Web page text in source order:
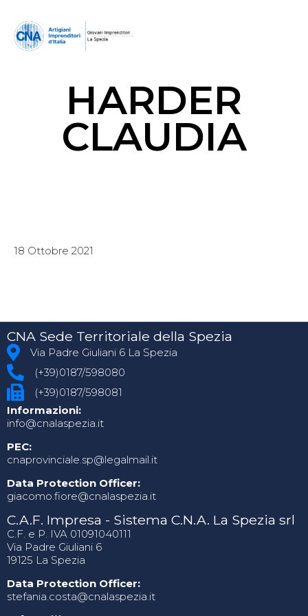
HARDER
CLAUDIA
18 Ottobre 2021
CNA Sede Territoriale della Spezia
Via Padre Giuliani 6 La Spezia
(+39)0187/598080
(+39)0187/598081
Informazioni:
info@cnalaspezia.it
PEC:
cnaprovinciale.sp@legalmail.it
Data Protection Officer:
giacomo.fiore@cnalaspezia.it
C.A.F. Impresa - Sistema C.N.A. La Spezia srl
C.F. e P. IVA 01091040111
Via Padre Giuliani 6
19125 La Spezia
Data Protection Officer:
stefania.costa@cnalaspezia.it